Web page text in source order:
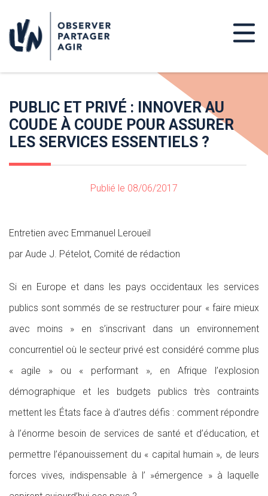
PUBLIC ET PRIVÉ : INNOVER AU
COUDE À COUDE POUR ASSURER
LES SERVICES ESSENTIELS ?
Publié le 08/06/2017
Entretien avec Emmanuel Leroueil
par Aude J. Pételot, Comité de rédaction
Si en Europe et dans les pays occidentaux les services
publics sont sommés de se restructurer pour « faire mieux
avec moins » en s’inscrivant dans un environnement
concurrentiel où le secteur privé est considéré comme plus
« agile » ou « performant », en Afrique l’explosion
démographique et les budgets publics très contraints
mettent les États face à d’autres défis : comment répondre
à l’énorme besoin de services de santé et d’éducation, et
permettre l’épanouissement du « capital humain », de leurs
forces vives, indispensable à l’ »émergence » à laquelle